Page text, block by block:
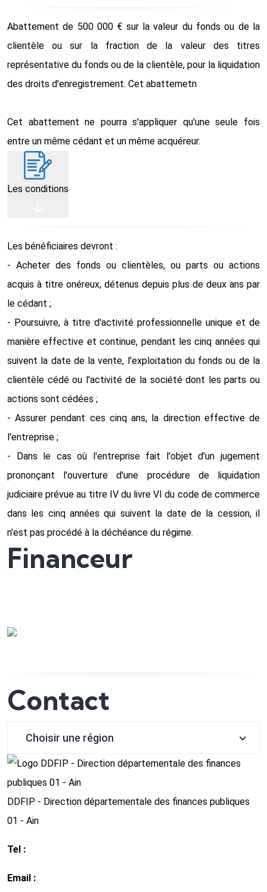
Abattement de 500 000 € sur la valeur du fonds ou de la
clientèle ou sur la fraction de la valeur des titres
représentative du fonds ou de la clientèle, pour la liquidation
des droits d'enregistrement. Cet abattemetn
Cet abattement ne pourra s'appliquer qu'une seule fois
entre un même cédant et un même acquéreur.
Les conditions
Les bénéficiaires devront :
- Acheter des fonds ou clientèles, ou parts ou actions
acquis à titre onéreux, détenus depuis plus de deux ans par
le cédant ;
- Poursuivre, à titre d'activité professionnelle unique et de
manière effective et continue, pendant les cinq années qui
suivent la date de la vente, l'exploitation du fonds ou de la
clientèle cédé ou l'activité de la société dont les parts ou
actions sont cédées ;
- Assurer pendant ces cinq ans, la direction effective de
l'entreprise ;
- Dans le cas où l'entreprise fait l'objet d'un jugement
prononçant l'ouverture d'une procédure de liquidation
judiciaire prévue au titre IV du livre VI du code de commerce
dans les cinq années qui suivent la date de la cession, il
n'est pas procédé à la déchéance du régime.
Financeur
Contact
Choisir une région
DDFIP - Direction départementale des finances publiques
01 - Ain
Tel :
Email :